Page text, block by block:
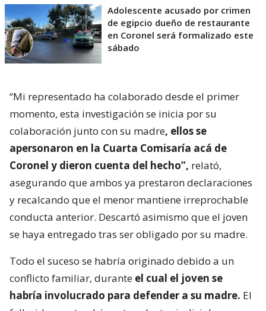
Adolescente acusado por crimen
de egipcio dueño de restaurante
en Coronel será formalizado este
sábado
“Mi representado ha colaborado desde el primer
momento, esta investigación se inicia por su
colaboración junto con su madre, ellos se
apersonaron en la Cuarta Comisaría acá de
Coronel y dieron cuenta del hecho”, relató,
asegurando que ambos ya prestaron declaraciones
y recalcando que el menor mantiene irreprochable
conducta anterior. Descartó asimismo que el joven
se haya entregado tras ser obligado por su madre.
Todo el suceso se habría originado debido a un
conflicto familiar, durante el cual el joven se
habría involucrado para defender a su madre. El